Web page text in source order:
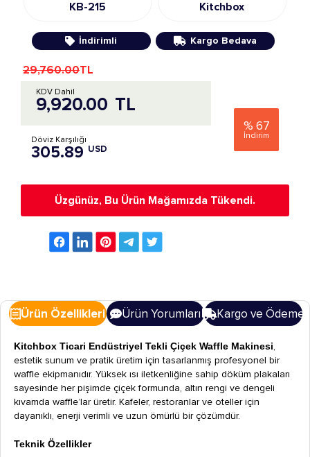
KB-215 Kitchbox
İndirimli Kargo Bedava
% 67
İndirim
29,760.00TL
9,920.00 TL
KDV Dahil
Döviz Karşılığı
305.89 USD
Üzgünüz, Bu Ürün Mağamızda Tükendi.
Ürün Özellikleri Ürün Yorumları Kargo ve Ödeme
Kitchbox Ticari Endüstriyel Tekli Çiçek Waffle Makinesi,
estetik sunum ve pratik üretim için tasarlanmış profesyonel bir
waffle ekipmanıdır. Yüksek ısı iletkenliğine sahip döküm plakaları
sayesinde her pişimde çiçek formunda, altın rengi ve dengeli
kıvamda waffle’lar üretir. Kafeler, restoranlar ve oteller için
dayanıklı, enerji verimli ve uzun ömürlü bir çözümdür.
Teknik Özellikler